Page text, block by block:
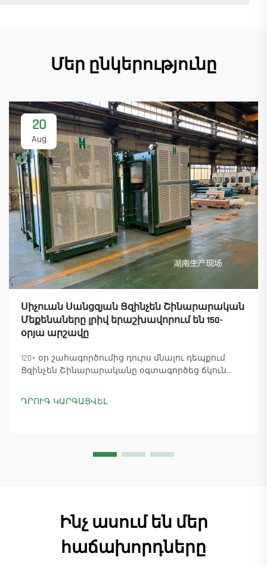
Մեր ընկերությունը
20
Aug
Սիչուան Սանցզյան Ցզինչեն Շինարարական
Մեքենաները լրիվ երաշխավորում են 150-
օրյա արշավը
120+ օր շահագործումից դուրս մնալու դեպքում
Ցզինչեն Շինարարականը օգտագործեց ճկուն
ապահովելով 18 աշտարակային ճանկային
տնտեսուղղիչների մատուցումը և ապահովելով
ԴՐՈՒԳ ԿԱՐԳԱՑՎԵԼ
Ինչ ասում են մեր
հաճախորդները